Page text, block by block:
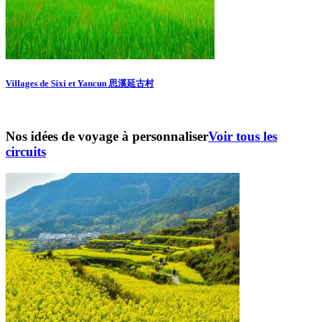
Villages de Sixi et Yancun 思溪延古村
Nos idées de voyage à personnaliserVoir tous les
circuits